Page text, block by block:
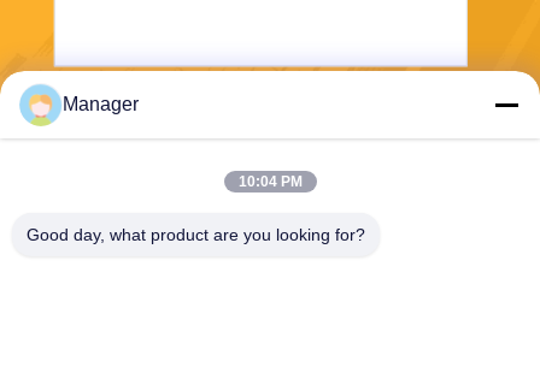
Manager
10:04 PM
Good day, what product are you looking for?